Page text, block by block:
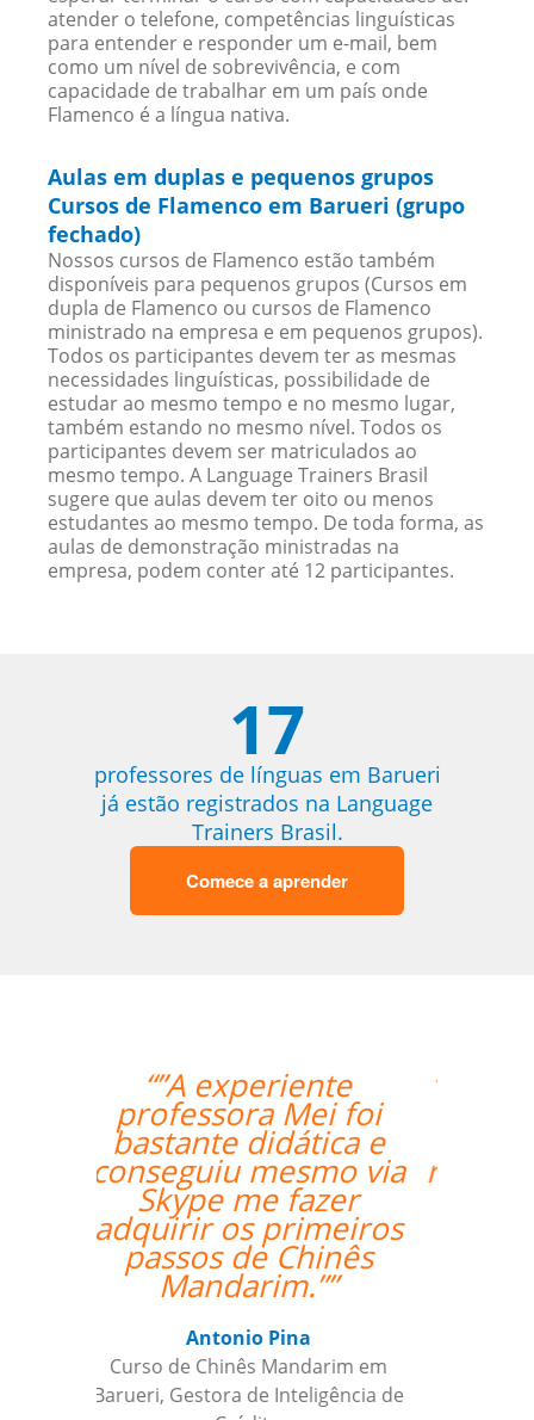
atender o telefone, competências linguísticas
para entender e responder um e-mail, bem
como um nível de sobrevivência, e com
capacidade de trabalhar em um país onde
Flamenco é a língua nativa.
Aulas em duplas e pequenos grupos
Cursos de Flamenco em Barueri (grupo
fechado)
Nossos cursos de Flamenco estão também
disponíveis para pequenos grupos (Cursos em
dupla de Flamenco ou cursos de Flamenco
ministrado na empresa e em pequenos grupos).
Todos os participantes devem ter as mesmas
necessidades linguísticas, possibilidade de
estudar ao mesmo tempo e no mesmo lugar,
também estando no mesmo nível. Todos os
participantes devem ser matriculados ao
mesmo tempo. A Language Trainers Brasil
sugere que aulas devem ter oito ou menos
estudantes ao mesmo tempo. De toda forma, as
aulas de demonstração ministradas na
empresa, podem conter até 12 participantes.
17
professores de línguas em Barueri
já estão registrados na Language
Trainers Brasil.
Comece a aprender
“”A professora Sandra
é ótima e super
atenciosa. Super
recomendo o trabalho
dela.””
Isis Andreatta
Curso de Espanhol em Guarulhos